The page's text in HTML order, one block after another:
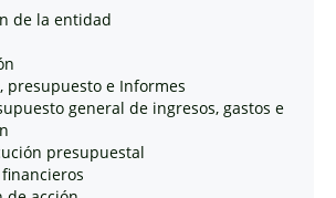
de la entidad
presupuesto e Informes
general de ingresos, gastos e
presupuestal